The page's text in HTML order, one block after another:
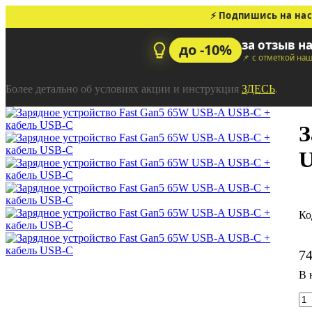
⚡ Подпишись на
до -10% за отзыв
📌 с отметкой
Более детально об условиях акции и инструкция ЗДЕСЬ.